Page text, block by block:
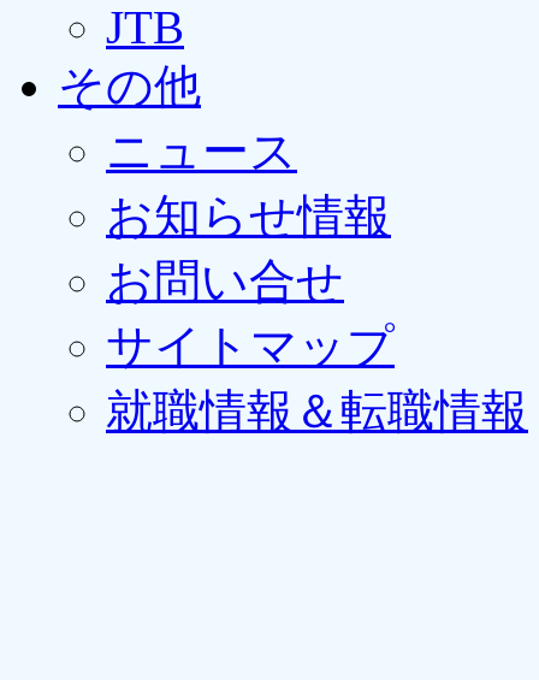
JTB
その他
ニュース
お知らせ情報
お問い合せ
サイトマップ
就職情報＆転職情報